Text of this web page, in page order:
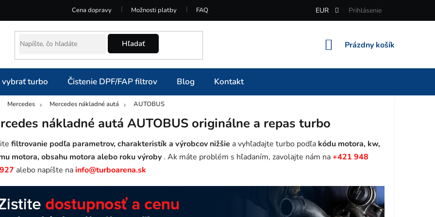
Cena dopravy Možnosti platby FAQ EUR Prihlásenie
Hľadať
NÁKUPNÝ
Prázdny košík
turbo Čistenie DPF/FAP filtrov Blog Kontakt
Mercedes Mercedes nákladné autá AUTOBUS
nákladné autá AUTOBUS originálne a repas turbo
filtrovanie podľa parametrov, charakteristík a výrobcov nižšie a vyhľadajte turbo podľa kódu motora, kw,
motora, obsahu motora alebo roku výroby . Ak máte problém s hľadaním, zavolajte nám na+421 948
alebo napíšte nainfo@turboarena.sk